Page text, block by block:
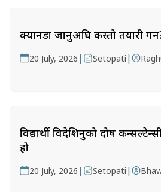
क्यानडा जानुअघि कस्तो तयारी
20 July, 2026 | Setopati |
विद्यार्थी विदेशिनुको दोष
हो
20 July, 2026 | Setopati |